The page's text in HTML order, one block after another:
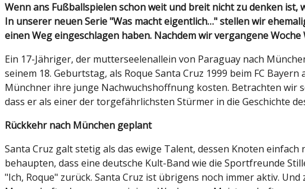
Wenn ans Fußballspielen schon weit und breit nicht zu denken ist, widmet sich das LIGABlatt wenigstens den Profis, die uns in der Vergangenheit begeistert haben.
In unserer neuen Serie "Was macht eigentlich…" stellen wir
einen Weg eingeschlagen haben. Nachdem wir vergangene
Ein 17-Jähriger, der mutterseelenallein von Paraguay nach
seinem 18. Geburtstag, als Roque Santa Cruz 1999 beim FC
Münchner ihre junge Nachwuchshoffnung kosten. Betrachten wir
dass er als einer der torgefährlichsten Stürmer in die Geschichte
Rückkehr nach München geplant
Santa Cruz galt stetig als das ewige Talent, dessen Knoten
behaupten, dass eine deutsche Kult-Band wie die Sportfreunde
"Ich, Roque" zurück. Santa Cruz ist übrigens noch immer aktiv.